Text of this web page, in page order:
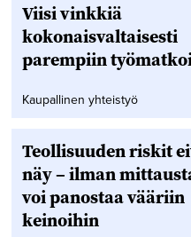
Viisi vinkkiä
kokonaisvaltaisesti
parempiin
Kaupallinen yhteistyö
Teollisuuden riskit
näy – ilman
voi panostaa vääriin
keinoihin